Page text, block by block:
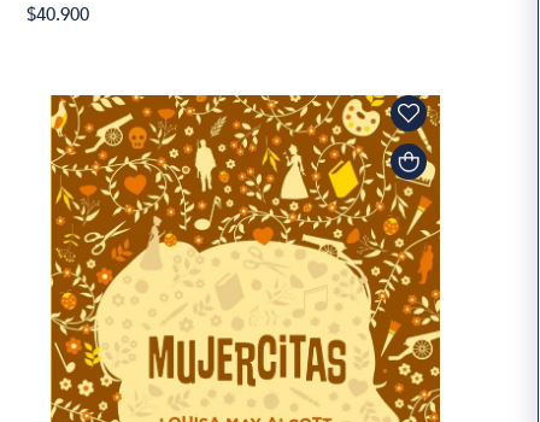
$40.900